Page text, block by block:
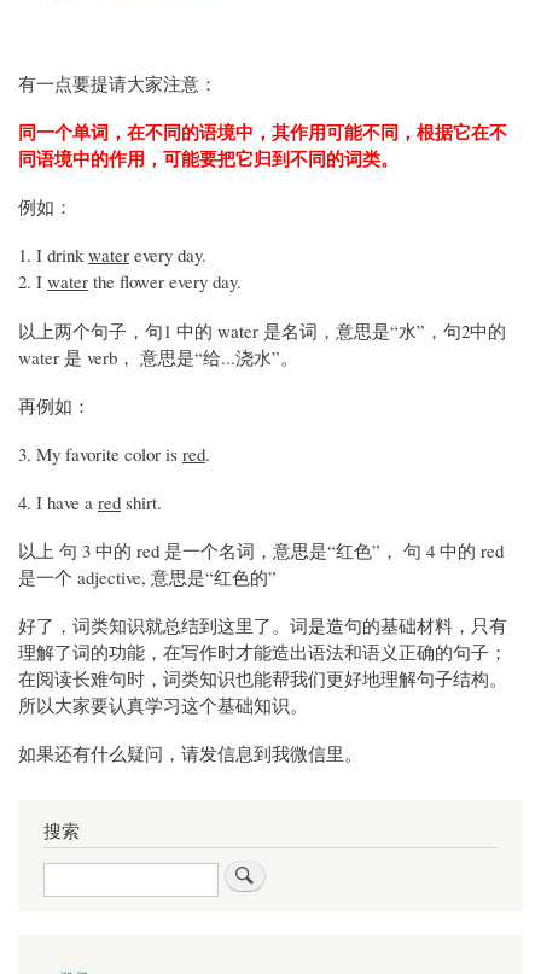
有一点要提请大家注意：
同一个单词，在不同的语境中，其作用可能不同，根据它在不
同语境中的作用，可能要把它归到不同的词类。
例如：
I drinkwater every day.
I water the flower every day.
以上两个句子，句1 中的 water 是名词，意思是“水”，句2中的
water 是 verb， 意思是“给...浇水”。
再例如：
3. My favorite color is red.
4. I have a red shirt.
以上 句 3 中的 red 是一个名词，意思是“红色”， 句 4 中的 red
是一个 adjective, 意思是“红色的”
好了，词类知识就总结到这里了。词是造句的基础材料，只有
理解了词的功能，在写作时才能造出语法和语义正确的句子；
在阅读长难句时，词类知识也能帮我们更好地理解句子结构。
所以大家要认真学习这个基础知识。
如果还有什么疑问，请发信息到我微信里。
搜索
搜
索